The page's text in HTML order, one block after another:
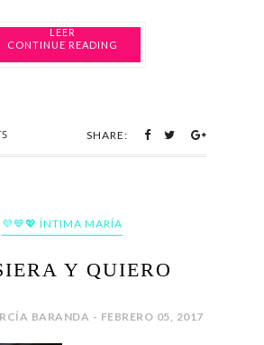
CONTINUE READING
SHARE:
💜💙💖 ÍNTIMA MARÍA
Y QUIERO
BARANDA - FEBRERO 05, 2017